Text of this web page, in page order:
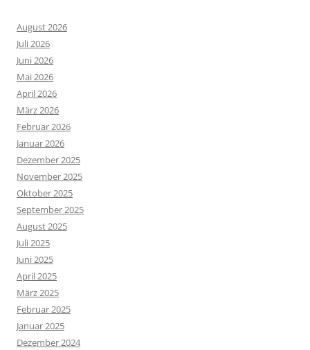
August 2026
Juli 2026
Juni 2026
Mai 2026
April 2026
März 2026
Februar 2026
Januar 2026
Dezember 2025
November 2025
Oktober 2025
September 2025
August 2025
Juli 2025
Juni 2025
April 2025
März 2025
Februar 2025
Januar 2025
Dezember 2024